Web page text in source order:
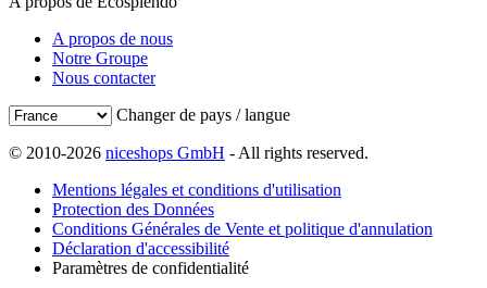
A propos de nous
Notre Groupe
Nous contacter
Changer de pays / langue
© 2010-2026 niceshops GmbH - All rights reserved.
Mentions légales et conditions d'utilisation
Protection des Données
Conditions Générales de Vente et politique d'annulation
Déclaration d'accessibilité
Paramètres de confidentialité